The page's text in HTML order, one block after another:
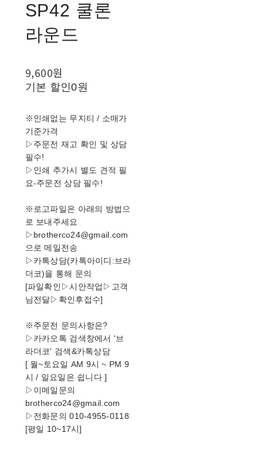
SP42 쿨론
라운드
9,600원
기본 할인0원
※인쇄없는 무지티 / 소매가
기준가격
▷주문전 재고 확인 및 상담
필수!
▷인쇄 추가시 별도 견적 필
요-주문전 상담 필수!
※로고파일은 아래의 방법으
로 보내주세요
▷brotherco24@gmail.com
으로 메일전송
▷카톡상담(카톡아이디:브라
더코)을 통해 문의
[파일확인▷시안작업▷고객
님전달▷확인후접수]
※주문전 문의사항은?
▷카카오톡 검색창에서 '브
라더코' 검색&카톡상담
[ 월~토요일 AM 9시 ~ PM 9
시 / 일요일은 쉽니다 ]
▷이메일문의
brotherco24@gmail.com
▷전화문의 010-4955-0118
[평일 10~17시]